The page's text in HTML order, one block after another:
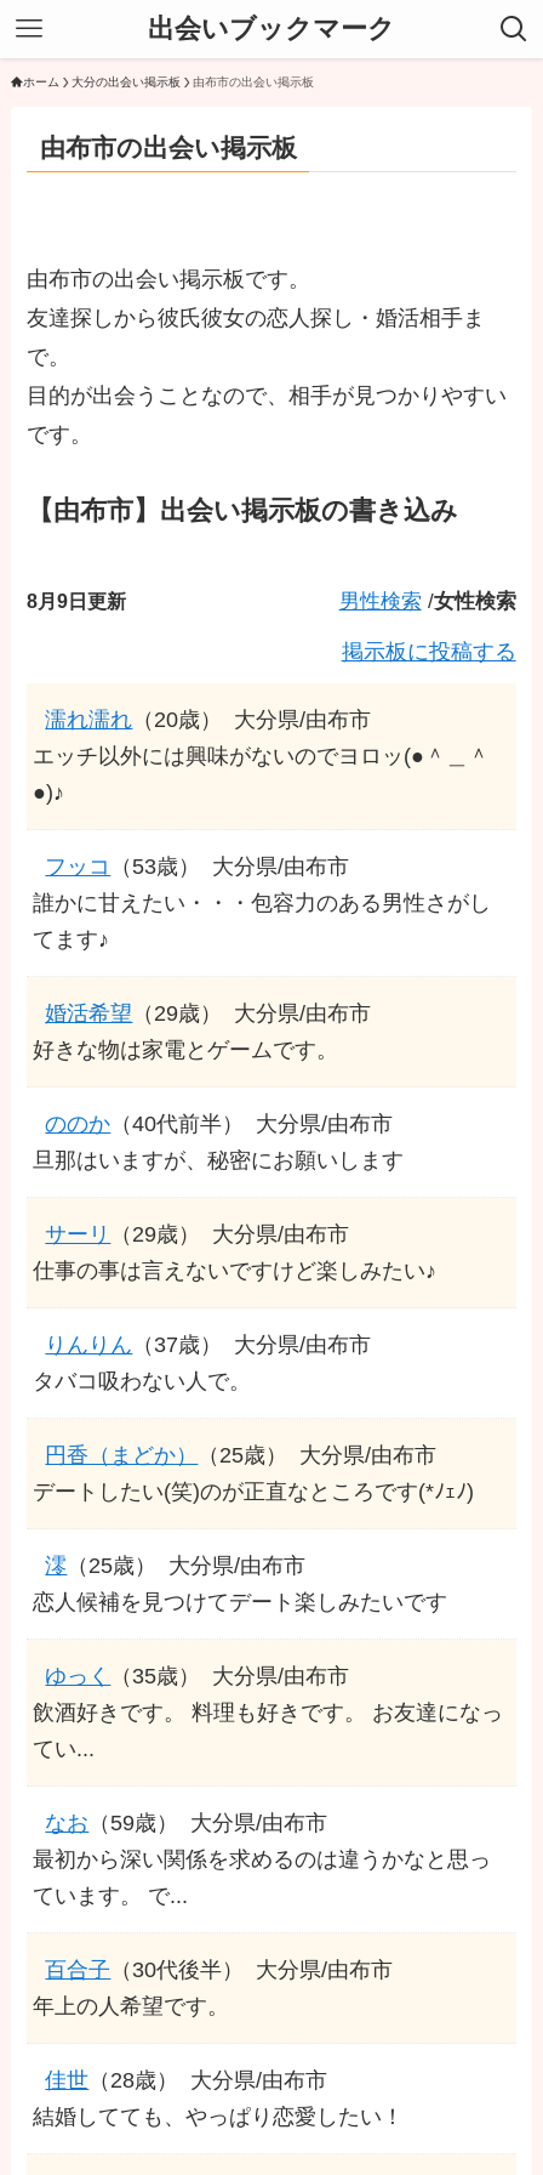
出会いブックマーク
ホーム 大分の出会い掲示板 由布市の出会い掲示板
由布市の出会い掲示板
由布市の出会い掲示板です。
友達探しから彼氏彼女の恋人探し・婚活相手ま
で。
目的が出会うことなので、相手が見つかりやすい
です。
【由布市】出会い掲示板の書き込み
8月9日更新 男性検索 /女性検索
掲示板に投稿する
濡れ濡れ （20歳）
大分県/由布市
エッチ以外には興味がないのでヨロッ(●＾＿＾
●)♪
フッコ （53歳）
大分県/由布市
誰かに甘えたい・・・包容力のある男性さがし
てます♪
婚活希望 （29歳）
大分県/由布市
好きな物は家電とゲームです。
ののか （40代前半）
大分県/由布市
旦那はいますが、秘密にお願いします
サーリ （29歳）
大分県/由布市
仕事の事は言えないですけど楽しみたい♪
りんりん （37歳）
大分県/由布市
タバコ吸わない人で。
円香（まどか） （25歳）
大分県/由布市
デートしたい(笑)のが正直なところです(*ﾉｪﾉ)
澪 （25歳）
大分県/由布市
恋人候補を見つけてデート楽しみたいです
ゆっく （35歳）
大分県/由布市
飲酒好きです。 料理も好きです。 お友達になっ
てい...
なお （59歳）
大分県/由布市
最初から深い関係を求めるのは違うかなと思っ
ています。 で...
百合子 （30代後半）
大分県/由布市
年上の人希望です。
佳世 （28歳）
大分県/由布市
結婚してても、やっぱり恋愛したい！